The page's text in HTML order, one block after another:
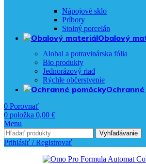
Nápojové sklo
Príbory
Stolný porcelán
Obalový
Alobal a potravinárska fólia
Bio produkty
Jednorázový riad
Rýchle občerstvenie
0 Porovnať
0 položka 0,00 €
Menu
Vyhľadávanie
Prihlásiť / Registrovať